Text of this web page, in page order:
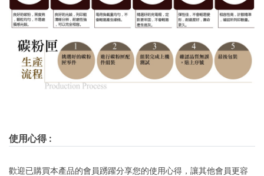
使用心得:
歡迎已購買本產品的會員踴躍分享您的使用心得，讓其他會員更容